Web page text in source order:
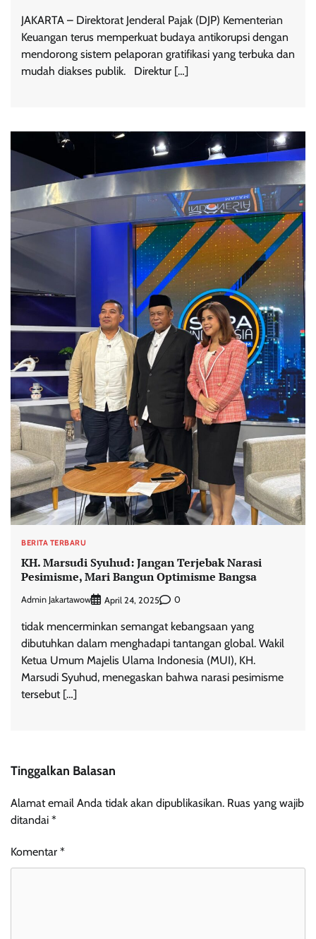
JAKARTA – Direktorat Jenderal Pajak (DJP) Kementerian
Keuangan terus memperkuat budaya antikorupsi dengan
mendorong sistem pelaporan gratifikasi yang terbuka dan
mudah diakses publik. Direktur […]
BERITA TERBARU
KH. Marsudi Syuhud: Jangan Terjebak Narasi
Pesimisme, Mari Bangun Optimisme Bangsa
Admin Jakartawow April 24, 2025 0
tidak mencerminkan semangat kebangsaan yang
dibutuhkan dalam menghadapi tantangan global. Wakil
Ketua Umum Majelis Ulama Indonesia (MUI), KH.
Marsudi Syuhud, menegaskan bahwa narasi pesimisme
tersebut […]
Tinggalkan Balasan
Alamat email Anda tidak akan dipublikasikan. Ruas yang wajib
ditandai *
Komentar *